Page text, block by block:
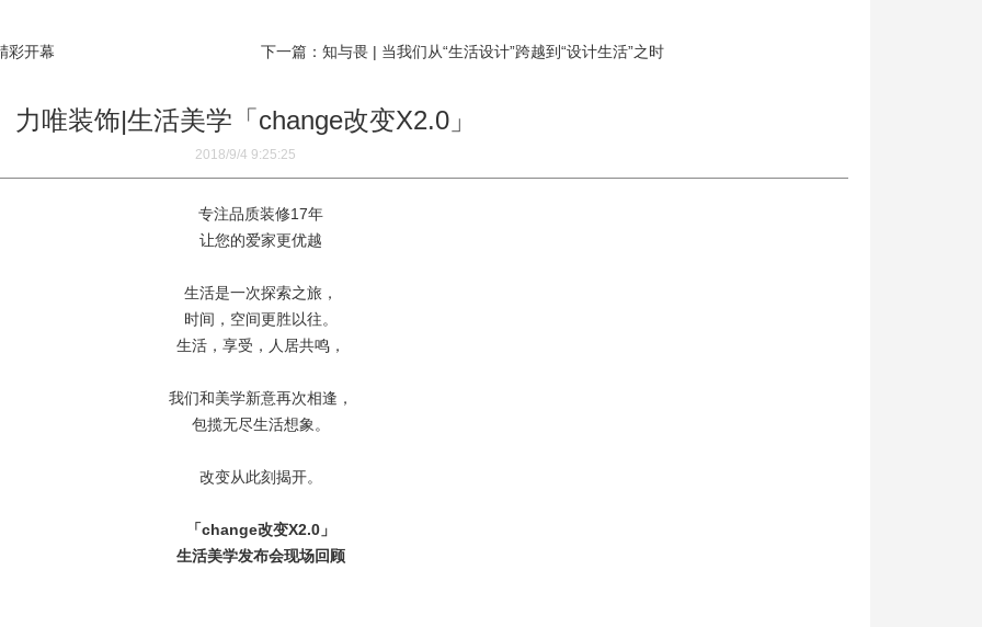
彩开幕 下一篇：知与畏 | 当我们从“生活设计”跨越到“设计生活”之时
力唯装饰|生活美学「change改变X2.0」
2018/9/4 9:25:25
专注品质装修17年
让您的爱家更优越
生活是一次探索之旅，
时间，空间更胜以往。
生活，享受，人居共鸣，
我们和美学新意再次相逢，
包揽无尽生活想象。
改变从此刻揭开。
「change改变X2.0」
生活美学发布会现场回顾